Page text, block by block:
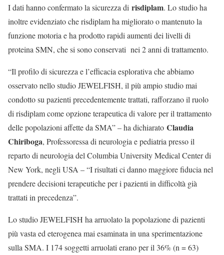
I dati hanno confermato la sicurezza di risdiplam. Lo studio ha
inoltre evidenziato che risdiplam ha migliorato o mantenuto la
funzione motoria e ha prodotto rapidi aumenti dei livelli di
proteina SMN, che si sono conservati nei 2 anni di trattamento.
“Il profilo di sicurezza e l’efficacia esplorativa che abbiamo
osservato nello studio JEWELFISH, il più ampio studio mai
condotto su pazienti precedentemente trattati, rafforzano il ruolo
di risdiplam come opzione terapeutica di valore per il trattamento
delle popolazioni affette da SMA” – ha dichiarato Claudia
Chiriboga, Professoressa di neurologia e pediatria presso il
reparto di neurologia del Columbia University Medical Center di
New York, negli USA – “I risultati ci danno maggiore fiducia nel
prendere decisioni terapeutiche per i pazienti in difficoltà già
trattati in precedenza”.
Lo studio JEWELFISH ha arruolato la popolazione di pazienti
più vasta ed eterogenea mai esaminata in una sperimentazione
sulla SMA. I 174 soggetti arruolati erano per il 36% (n = 63)